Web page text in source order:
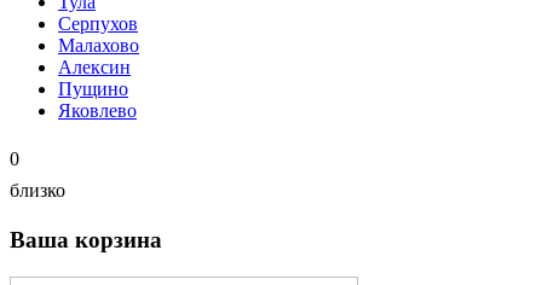
Серпухов
Малахово
Алексин
Пущино
Яковлево
0
близко
Ваша корзина